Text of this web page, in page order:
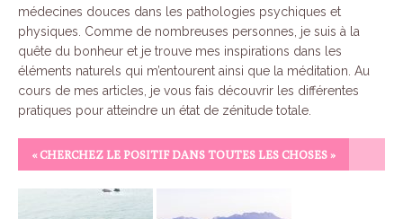
médecines douces dans les pathologies psychiques et
physiques. Comme de nombreuses personnes, je suis à la
quête du bonheur et je trouve mes inspirations dans les
éléments naturels qui m’entourent ainsi que la méditation. Au
cours de mes articles, je vous fais découvrir les différentes
pratiques pour atteindre un état de zénitude totale.
« CHERCHEZ LE POSITIF DANS TOUTES LES CHOSES »